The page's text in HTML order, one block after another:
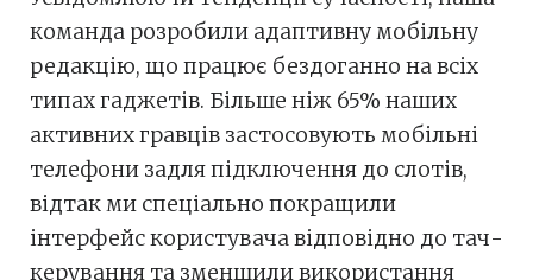
команда розробили адаптивну мобільну
редакцію, що працює бездоганно на всіх
типах гаджетів. Більше ніж 65% наших
активних гравців застосовують мобільні
телефони задля підключення до слотів,
відтак ми спеціально покращили
інтерфейс користувача відповідно до тач-
керування та зменшили використання